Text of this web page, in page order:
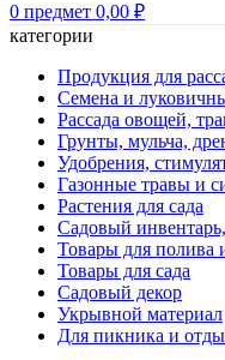
0 предмет 0,00 ₽
категории
Продукция для
Семена и
Рассада овощей,
Грунты, мульча,
Удобрения,
Газонные травы и
Растения для сада
Садовый
Товары для полива
Товары для сада
Садовый декор
Укрывной материал
Для пикника и